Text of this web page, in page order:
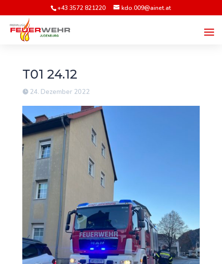
+43 3572 821220 kdo.009@ainet.at
T01 24.12
24. Dezember 2022